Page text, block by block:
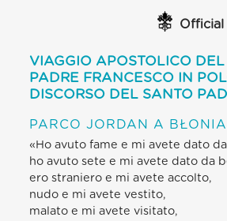
Official
VIAGGIO APOSTOLICO
PADRE FRANCESCO IN
DISCORSO DEL SANTO
PARCO JORDAN A
«Ho avuto fame e mi avete dato
ho avuto sete e mi avete dato da
ero straniero e mi avete accolto,
nudo e mi avete vestito,
malato e mi avete visitato,